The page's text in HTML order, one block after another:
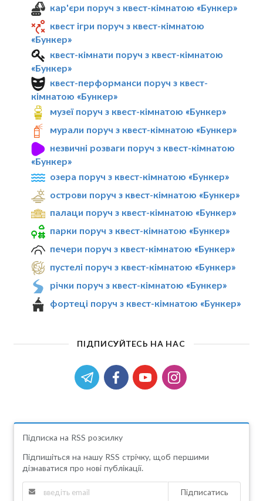
кар'єри поруч з квест-кімнатою «Бункер»
квест ігри поруч з квест-кімнатою
«Бункер»
квест-кімнати поруч з квест-кімнатою
«Бункер»
квест-перформанси поруч з квест-
кімнатою «Бункер»
музеї поруч з квест-кімнатою «Бункер»
мурали поруч з квест-кімнатою «Бункер»
незвичні розваги поруч з квест-кімнатою
«Бункер»
озера поруч з квест-кімнатою «Бункер»
острови поруч з квест-кімнатою «Бункер»
палаци поруч з квест-кімнатою «Бункер»
парки поруч з квест-кімнатою «Бункер»
печери поруч з квест-кімнатою «Бункер»
пустелі поруч з квест-кімнатою «Бункер»
річки поруч з квест-кімнатою «Бункер»
фортеці поруч з квест-кімнатою «Бункер»
ПІДПИСУЙТЕСЬ НА НАС
Підписка на RSS розсилку
Підпишіться на нашу RSS стрічку, щоб першими
дізнаватися про нові публікації.
Підписатись